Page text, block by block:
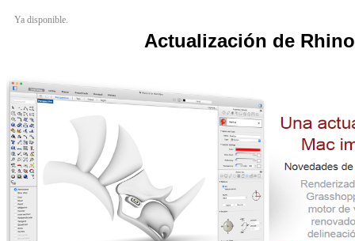
Ya disponible.
Actualización de